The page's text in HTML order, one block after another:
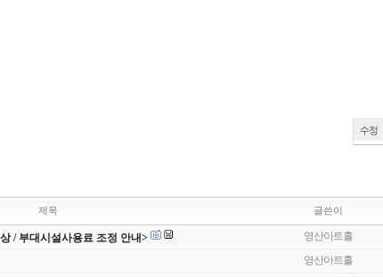
수정
제목 글쓴이
/ 부대시설사용료 조정 안내> 영산아트홀
영산아트홀